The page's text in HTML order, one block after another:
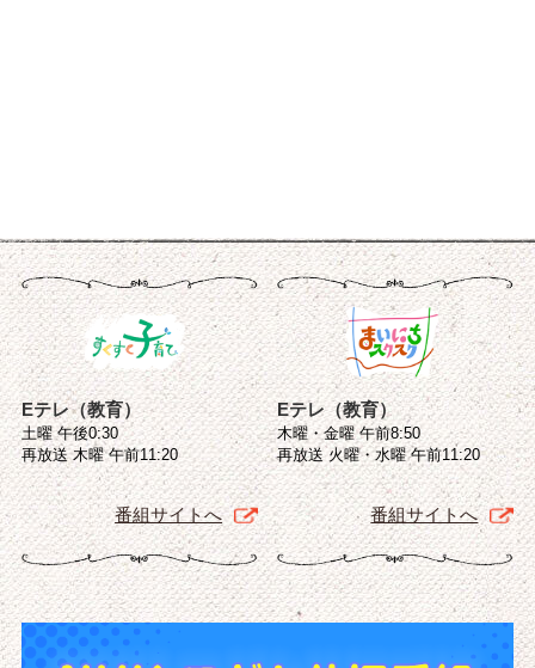
Eテレ（教育）
土曜 午後0:30
再放送 木曜 午前11:20
番組サイトへ
Eテレ（教育）
木曜・金曜 午前8:50
再放送 火曜・水曜 午前11:20
番組サイトへ